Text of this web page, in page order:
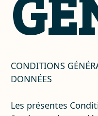
CONDITIONS
DONNÉES
Les présentes